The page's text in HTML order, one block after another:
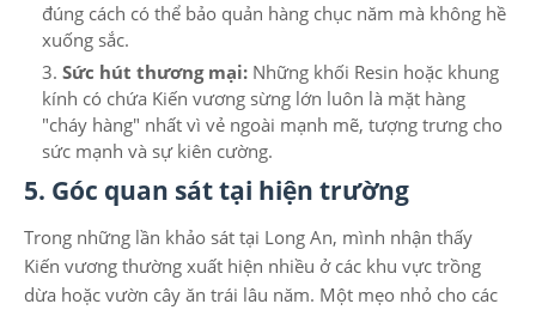
đúng cách có thể bảo quản hàng chục năm mà không hề
xuống sắc.
Sức hút thương mại: Những khối Resin hoặc khung
kính có chứa Kiến vương sừng lớn luôn là mặt hàng
"cháy hàng" nhất vì vẻ ngoài mạnh mẽ, tượng trưng cho
sức mạnh và sự kiên cường.
5. Góc quan sát tại hiện trường
Trong những lần khảo sát tại Long An, mình nhận thấy
Kiến vương thường xuất hiện nhiều ở các khu vực trồng
dừa hoặc vườn cây ăn trái lâu năm. Một mẹo nhỏ cho các